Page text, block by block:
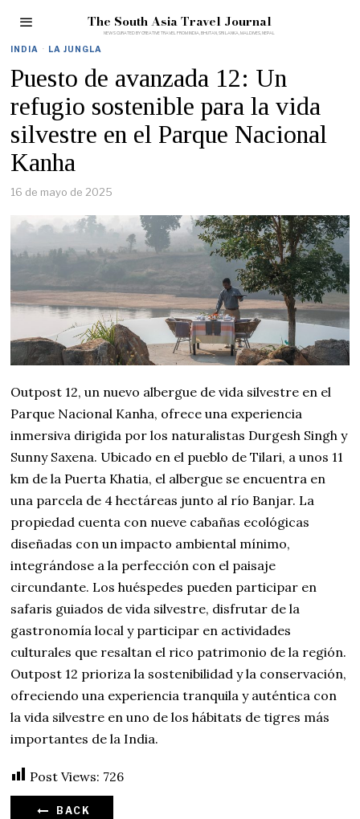
The South Asia Travel Journal
INDIA · LA JUNGLA
Puesto de avanzada 12: Un
refugio sostenible para la vida
silvestre en el Parque Nacional
Kanha
16 de mayo de 2025
Outpost 12, un nuevo albergue de vida silvestre en el
Parque Nacional Kanha, ofrece una experiencia
inmersiva dirigida por los naturalistas Durgesh Singh y
Sunny Saxena. Ubicado en el pueblo de Tilari, a unos 11
km de la Puerta Khatia, el albergue se encuentra en
una parcela de 4 hectáreas junto al río Banjar. La
propiedad cuenta con nueve cabañas ecológicas
diseñadas con un impacto ambiental mínimo,
integrándose a la perfección con el paisaje
circundante. Los huéspedes pueden participar en
safaris guiados de vida silvestre, disfrutar de la
gastronomía local y participar en actividades
culturales que resaltan el rico patrimonio de la región.
Outpost 12 prioriza la sostenibilidad y la conservación,
ofreciendo una experiencia tranquila y auténtica con
la vida silvestre en uno de los hábitats de tigres más
importantes de la India.
Post Views: 726
BACK